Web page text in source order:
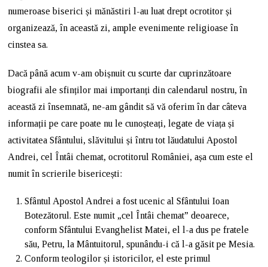
numeroase biserici și mănăstiri l-au luat drept ocrotitor și
organizează, în această zi, ample evenimente religioase în
cinstea sa.
Dacă până acum v-am obișnuit cu scurte dar cuprinzătoare
biografii ale sfinților mai importanți din calendarul nostru, în
această zi însemnată, ne-am gândit să vă oferim în dar câteva
informații pe care poate nu le cunoșteați, legate de viața și
activitatea Sfântului, slăvitului și întru tot lăudatului Apostol
Andrei, cel Întâi chemat, ocrotitorul României, așa cum este el
numit în scrierile bisericești:
Sfântul Apostol Andrei a fost ucenic al Sfântului Ioan
Botezătorul. Este numit „cel Întâi chemat” deoarece,
conform Sfântului Evanghelist Matei, el l-a dus pe fratele
său, Petru, la Mântuitorul, spunându-i că l-a găsit pe Mesia.
Conform teologilor și istoricilor, el este primul